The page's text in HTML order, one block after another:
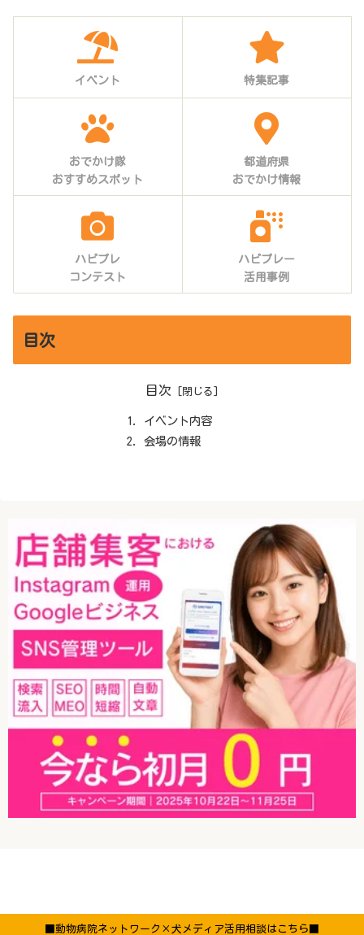
イベント 特集記事
おでかけ隊
おすすめスポット
都道府県
おでかけ情報
ハピプレ
コンテスト
ハピプレー
活用事例
目次
目次
イベント内容
会場の情報
■動物病院ネットワーク×犬メディア活用相談はこちら■